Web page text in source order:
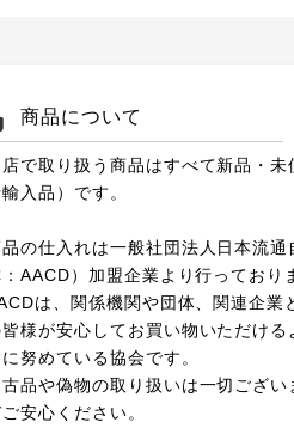
商品について
店で取り扱う商品はすべて新品・未
入品）です。
の仕入れは一般社団法人日本流通
AACD）加盟企業より行っており
は、関係機関や団体、関連企業
様が安心してお買い物いただける
努めている協会です。
品や偽物の取り扱いは一切ござい
安心ください。